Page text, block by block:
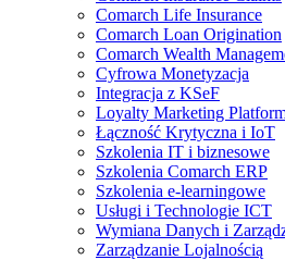
Comarch Life Insurance
Comarch Loan Origination
Comarch Wealth
Cyfrowa Monetyzacja
Integracja z KSeF
Loyalty Marketing
Łączność Krytyczna i IoT
Szkolenia IT i biznesowe
Szkolenia Comarch ERP
Szkolenia e-learningowe
Usługi i Technologie ICT
Wymiana Danych i
Zarządzanie Lojalnością